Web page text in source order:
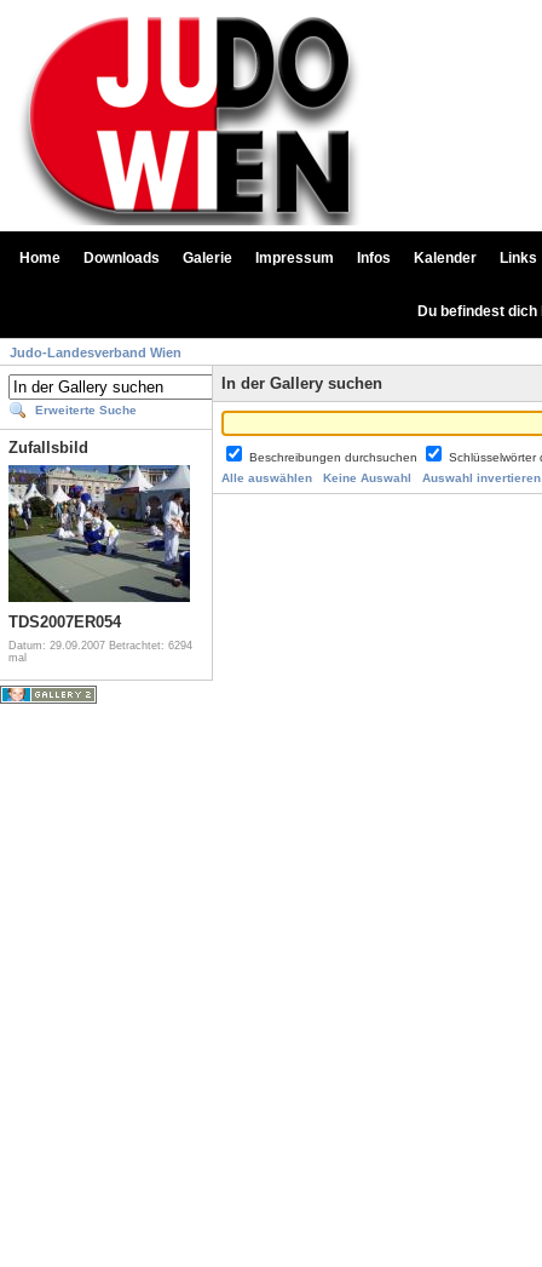
Home Downloads Galerie Impressum Infos Kalender Links
Du befindest
Judo-Landesverband Wien
Erweiterte Suche
Zufallsbild
TDS2007ER054
Datum: 29.09.2007 Betrachtet: 6294
mal
In der Gallery suchen
Beschreibungen durchsuchen
Alle auswählen
Keine Auswahl Auswahl invertieren